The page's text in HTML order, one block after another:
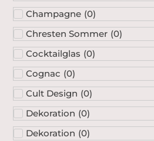
Champagne (0)
Chresten Sommer (0)
Cocktailglas (0)
Cognac (0)
Cult Design (0)
Dekoration (0)
Dekoration (0)